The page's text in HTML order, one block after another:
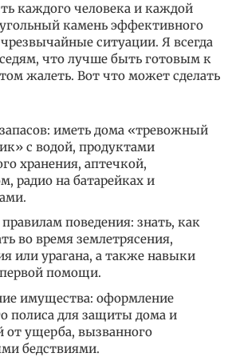
каждого человека и каждой
камень эффективного
ситуации. Я всегда
что лучше быть готовым к
жалеть. Вот что может сделать
иметь дома «тревожный
с водой, продуктами
хранения, аптечкой,
радио на батарейках и
поведения: знать, как
во время землетрясения,
или урагана, а также навыки
помощи.
имущества: оформление
полиса для защиты дома и
от ущерба, вызванного
бедствиями.